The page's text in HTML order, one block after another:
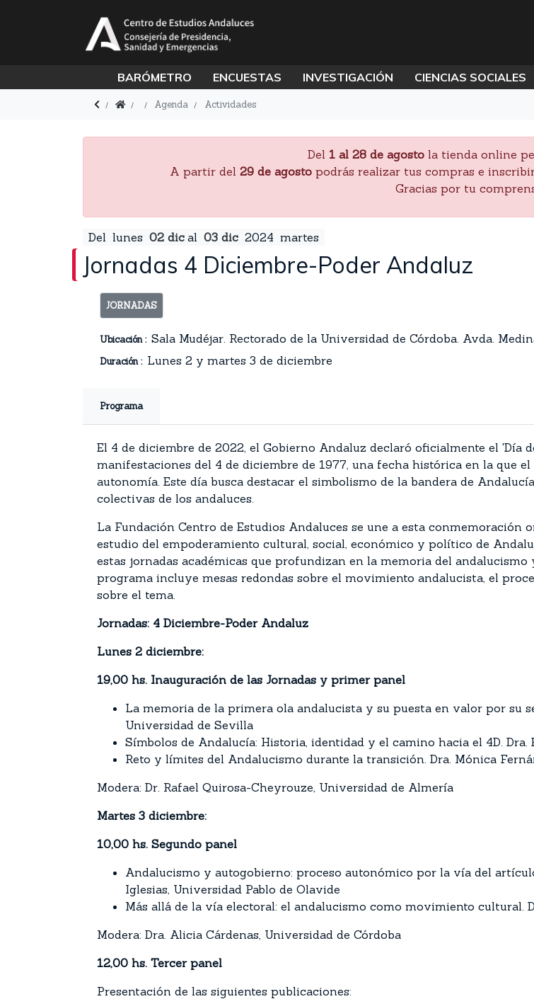
BARÓMETRO ENCUESTAS INVESTIGACIÓN CIENCIAS SOCIALES
Agenda Actividades
Del 1 al 28 de agosto la tienda online
A partir del 29 de agostopodrás realizar tus compras e
Gracias por tu
Del lunes 02 dic al 03 dic 2024 martes
Jornadas 4 Diciembre-Poder Andaluz
JORNADAS
Ubicación : Sala Mudéjar. Rectorado de la Universidad de Córdoba. Avda.
Duración : Lunes 2 y martes 3 de diciembre
Programa
El 4 de diciembre de 2022, el Gobierno Andaluz declaró oficialmente el 'Día
manifestaciones del 4 de diciembre de 1977, una fecha histórica en la que
autonomía. Este día busca destacar el simbolismo de la bandera de
colectivas de los andaluces.
La Fundación Centro de Estudios Andaluces se une a esta conmemoración
estudio del empoderamiento cultural, social, económico y político de
estas jornadas académicas que profundizan en la memoria del
programa incluye mesas redondas sobre el movimiento andalucista, el
sobre el tema.
Jornadas: 4 Diciembre-Poder Andaluz
Lunes 2 diciembre:
19,00 hs. Inauguración de las Jornadas y primer panel
La memoria de la primera ola andalucista y su puesta en valor por su
Universidad de Sevilla
Símbolos de Andalucía: Historia, identidad y el camino hacia el 4D.
Reto y límites del Andalucismo durante la transición. Dra. Mónica
Modera: Dr. Rafael Quirosa-Cheyrouze, Universidad de Almería
Martes 3 diciembre:
10,00 hs. Segundo panel
Andalucismo y autogobierno: proceso autonómico por la vía del
Iglesias, Universidad Pablo de Olavide
Más allá de la vía electoral: el andalucismo como movimiento cultural.
Modera: Dra. Alicia Cárdenas, Universidad de Córdoba
12,00 hs. Tercer panel
Presentación de las siguientes publicaciones: